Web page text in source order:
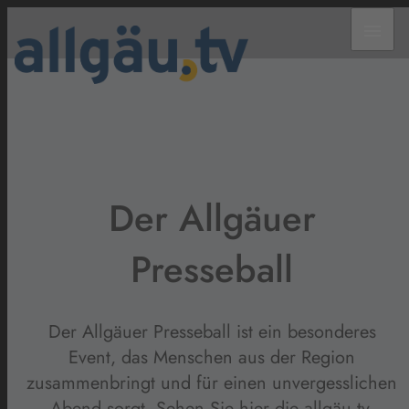
Der Allgäuer
Presseball
Der Allgäuer Presseball ist ein besonderes
Event, das Menschen aus der Region
zusammenbringt und für einen unvergesslichen